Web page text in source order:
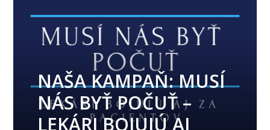
NAŠA KAMPAŇ: MUSÍ
NÁS BYŤ POČUŤ –
LEKÁRI BOJUJÚ AJ